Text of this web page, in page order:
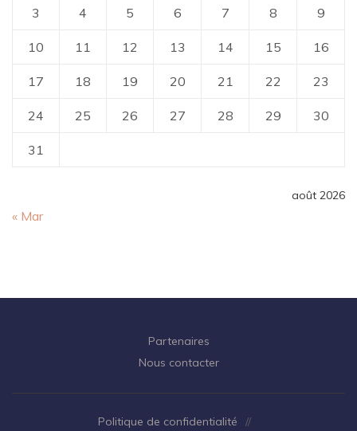
août 2026
3 4 5 6 7 8 9
10 11 12 13 14 15 16
17 18 19 20 21 22 23
24 25 26 27 28 29 30
31
« Mar
Partenaires
Nous contacter
Politique de confidentialité //